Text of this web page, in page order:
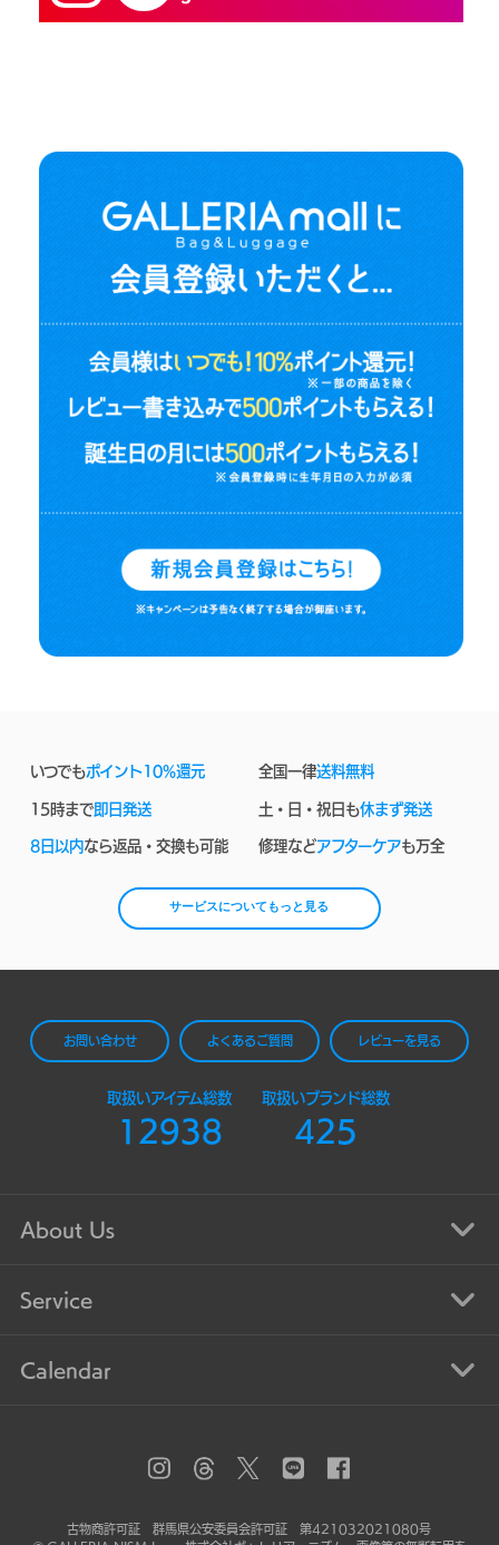
いつでもポイント10%還元 全国一律送料無料
15時まで即日発送 土・日・祝日も休まず発送
8日以内なら返品・交換も可能 修理などアフターケアも万全
サービスについてもっと見る
お問い合わせ よくあるご質問 レビューを見る
取扱いアイテム総数
12938
取扱いブランド総数
425
About Us
Service
Calendar
古物商許可証 群馬県公安委員会許可証 第421032021080号